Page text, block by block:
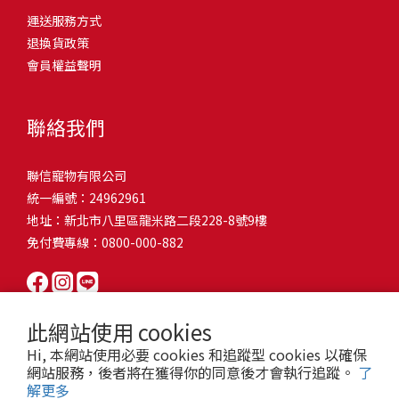
此網站使用 cookies
Hi, 本網站使用必要 cookies 和追蹤型 cookies 以確保
網站服務，後者將在獲得你的同意後才會執行追蹤。 了
解更多
和獨立能力。 幼犬訓練常見問題Q1: 幾個月大的幼犬最適合開始訓
練？A: 訓練可從幼犬到家首日開始（約8-10週大）。3-16週是社會
化黃金期，每次訓練控制在5-10分鐘內。Q2: 幼犬如廁訓練需要多久
屬啃咬玩具作替代品，發現不當啃咬時堅定說「不」，並引導至適
尿尿？A: 建立固定如廁時間表，成功時立即獎勵。限制活動範圍並
密切監督。意外發生時不責罵，使用專用除臭劑徹底清理。Q5: 幼犬
一直吠叫怎麼辦？A: 找出原因（尋求注意力、警戒、焦慮）。訓練
「安靜」指令，停止吠叫時獎勵。避免對吠叫作出反應，確保充分
向獎勵比懲罰更有效且健康。懲罰可能導致恐懼或攻擊行為，破壞
狗狗怎麼辦？A: 循序漸進社交化，從友善成犬開始。不強迫互動，
正面經驗後給予獎勵。考慮參加專業幼犬社交課程。Q8: 幼犬分離焦
慮要如何處理？A: 練習短暫分離，逐漸延長。離開和返家時保持低
調。提供能分散注意力的玩具，建立可預測的離家儀式。每隻幼犬
熱，水分流失快，腸道可能變得敏感，導致糞便變軟或拉稀。如果
換季時沒有適當調整環境，貓咪的腸胃就可能跟著「鬧脾氣」。冬
天注意保暖，提供暖墊、厚毯，避免冷風直吹。夏天補充水分，可
像是開冷氣又突然關掉，容易讓貓咪腸胃受影響。重點提醒：換季
時，記得關心貓咪的腸胃狀況，適當調整環境，幫助毛孩適應！ 貓
有血絲、異味特別重，那就要小心可能是 寄生蟲感染（如蛔蟲、鈎
蟲、球蟲）或腸胃炎、腸道疾病。這類情況會影響營養吸收，長期
下來甚至可能造成貓咪消瘦、免疫力下降。定期驅蟲（幼貓建議每
月一次，成貓每 3~6 個月一次）。觀察貓咪精神狀態，如果還伴隨
嘔吐、食慾下降，務必儘早就醫。重點提醒：如果貓咪拉肚子超過 2
天，或糞便異常，應立即帶去獸醫院檢查！ 貓咪拉肚子原因5. 情緒
壓力影響腸胃壓力不只影響人類，也會影響貓咪的腸胃！過度緊
張、焦慮、驚嚇（如煙火聲、大聲喧嘩），都可能讓貓咪拉肚子。
尤其是個性敏感的貓咪，對變化的適應力比較低，壓力一大，腸胃
就先「罷工」。減少壓力來源，盡量讓貓咪的作息固定。給貓咪陪
活中輕鬆改善看到滿屋子的貓毛是不是很抓狂？別擔心！其實只要
透過一些簡單的日常照護方式，就能有效減少貓咪掉毛情況。從梳
毛、洗澡到增加互動和營養調整，這些小撇步不僅能幫助貓咪維持
行動吧！ 預防貓掉毛方法1：勤勞梳毛養貓必備神器就是各種梳子
啦！勤勞梳毛是最直接有效的掉毛控制方法。定期梳理可以幫貓咪
髮打結和皮膚問題。建議週期：短毛貓每週梳1-2次，長毛貓則建議
2-3天梳一次。挑選合適的梳具也很重要，可以準備橡膠刷、鬃毛刷
或專用脫毛梳，依照毛質選擇。記得將梳毛變成愉快的日常儀式，
不僅能增加你們的互動時間，也讓貓咪享受被梳理的舒適感！預防
貓掉毛方法2：定期洗澡「貓咪會自己清潔，不需要洗澡」這個想法
其實不完全正確哦！適當的洗澡能幫助貓咪清除死毛和皮屑，減少
澡頻率不宜過高，一般室內貓咪1-3個月洗一次就足夠，過度洗澡反
而會造成皮膚乾燥。選擇專為貓咪設計的溫和洗毛精，洗後一定要
完全吹乾，避免濕毛造成皮膚問題。如果貓咪特別害怕洗澡，可以
的紙箱。建議一開始可以購買單價較低的入門款，觀察一下貓咪的
使用狀況，再考慮購買「豪宅」！ 項目費用用品貓碗$300貓窩
$500貓跳台$1,500貓砂盆$500貓抓板$300外出籠$1,000一次性養貓
咪是非常需要安全感的動物，可以準備一個專屬他的「寶座」，當
花費3：貓跳台貓咪雖然不需要外出進行放電，但在家中還是需要擺
放高度適合的貓跳台提供貓咪玩耍，貓跳台與貓窩相同，能給予貓
咪對於環境的安全感。一次性養貓用品相關花費4：貓砂盆貓咪排泄
用品，可選擇合適貓咪體型大小，不宜過小。一次性養貓用品相關
想，需要準備一個能夠讓牠們放肆磨爪的貓抓板。一次性養貓用品
時，外出籠就非常重要，平常也可以適度讓貓咪適應外出籠，避免
緊急情況時，貓咪過度抗拒。總結來說貓咪在健康及用品的一次性
費用大約落在 $ 7900~ $ 11600不等。雖說金額看起來不少，但以上
運送服務方式
退換貨政策
會員權益聲明
聯絡我們
聯信寵物有限公司
統一編號：24962961
地址：新北市八里區龍米路二段228-8號9樓
免付費專線：0800-000-882